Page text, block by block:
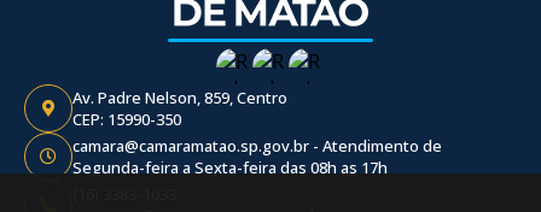
Av. Padre Nelson, 859, Centro
CEP: 15990-350
camara@camaramatao.sp.gov.br - Atendimento de
Segunda-feira a Sexta-feira das 08h as 17h